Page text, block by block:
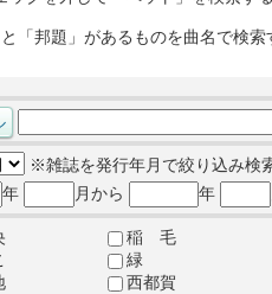
「邦題」があるものを曲名で検
※雑誌を発行年月で絞り込み検
年
月から 年
稲 毛
緑
西都賀